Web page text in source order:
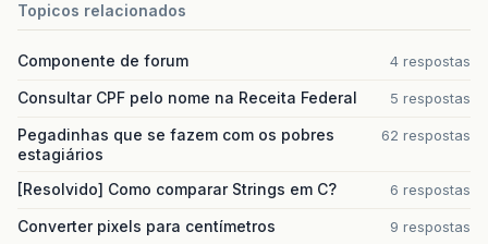
Topicos relacionados
Componente de forum 4 respostas
Consultar CPF pelo nome na Receita Federal 5 respostas
Pegadinhas que se fazem com os pobres
estagiários
62 respostas
[Resolvido] Como comparar Strings em C? 6 respostas
Converter pixels para centímetros 9 respostas